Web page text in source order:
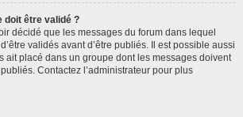
doit être validé ?
décidé que les messages du forum dans lequel
validés avant d’être publiés. Il est possible aussi
ait placé dans un groupe dont les messages doivent
Contactez l’administrateur pour plus